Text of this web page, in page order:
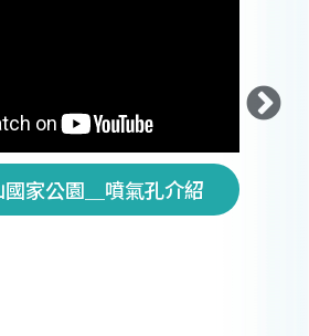
國家公園＿噴氣孔介紹